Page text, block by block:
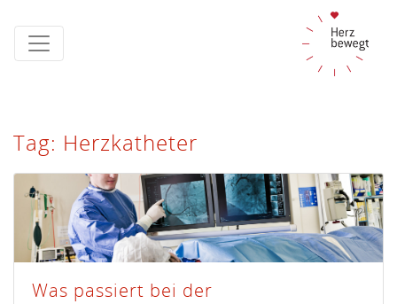
Tag: Herzkatheter
Was passiert bei der